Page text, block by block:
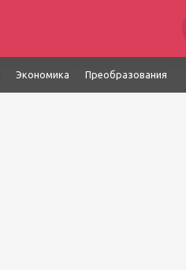
Экономика Преобразования